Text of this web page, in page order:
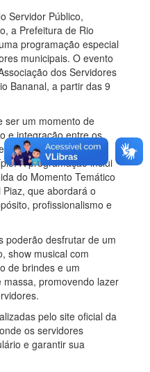
Servidor Público,
a Prefeitura de Rio
programação especial
municipais. O evento
dos Servidores
Bananal, a partir das 9
ser um momento de
e integração entre os
contribuem para o
A programação inclui
do Momento Temático
que abordará o
profissionalismo e
poderão desfrutar de um
show musical com
de brindes e um
promovendo lazer
pelo site oficial da
os servidores
e garantir sua